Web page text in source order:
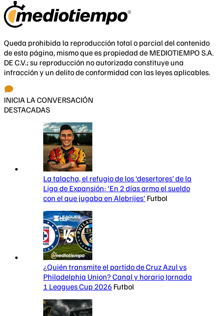
Queda prohibida la reproducción total o parcial del contenido
de esta página, mismo que es propiedad de MEDIOTIEMPO S.A.
DE C.V.; su reproducción no autorizada constituye una
infracción y un delito de conformidad con las leyes aplicables.
INICIA LA CONVERSACIÓN
DESTACADAS
La talacha, el refugio de los ‘desertores’ de la
Liga de Expansión: 'En 2 días armo el sueldo
con el que jugaba en Alebrijes' Futbol
¿Quién transmite el partido de Cruz Azul vs
Philadelphia Union? Canal y horario Jornada
1 Leagues Cup 2026 Futbol